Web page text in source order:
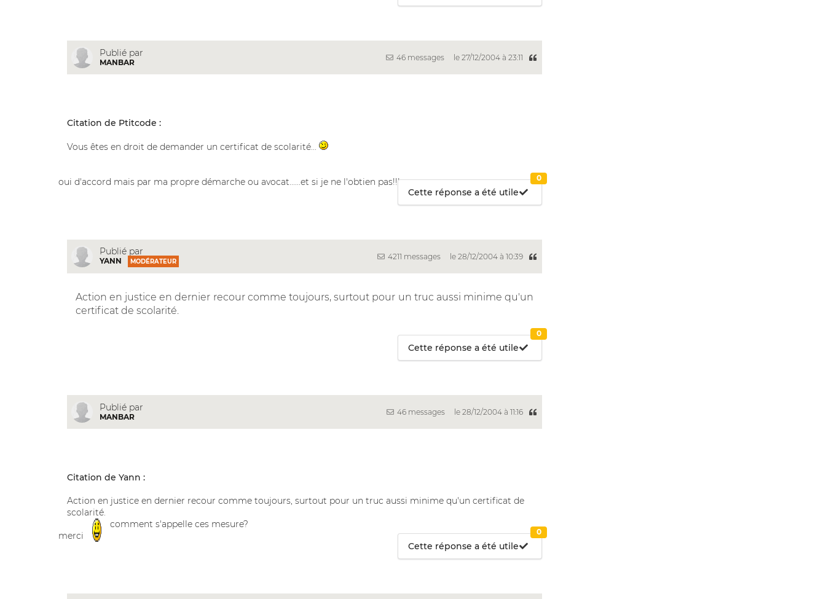
Publié par
MANBAR
46 messages le 27/12/2004 à 23:11
Citation de Ptitcode :
Vous êtes en droit de demander un certificat de scolarité...
oui d'accord mais par ma propre démarche ou avocat......et si je ne l'obtien pas!!!
Cette réponse a été utile
0
Publié par
YANN MODÉRATEUR
4211 messages le 28/12/2004 à 10:39
Action en justice en dernier recour comme toujours, surtout pour un truc aussi minime qu'un
certificat de scolarité.
Cette réponse a été utile
0
Publié par
MANBAR
46 messages le 28/12/2004 à 11:16
Citation de Yann :
Action en justice en dernier recour comme toujours, surtout pour un truc aussi minime qu'un certificat de
scolarité.
merci
comment s'appelle ces mesure?
Cette réponse a été utile
0